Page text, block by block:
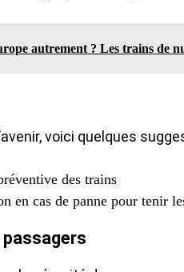
autrement ? Les trains de
voici quelques
des trains
en cas de panne pour tenir